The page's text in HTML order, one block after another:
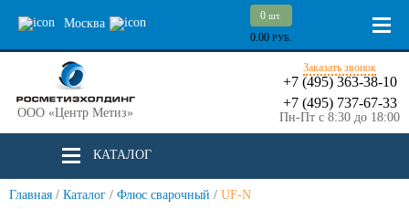
Москва
0 шт.
0.00 РУБ.
ООО «Центр Метиз»
Заказать звонок
+7 (495) 363-38-10
+7 (495) 737-67-33
Пн-Пт с 8:30 до 18:00
КАТАЛОГ
Главная / Каталог / Флюс сварочный / UF-N